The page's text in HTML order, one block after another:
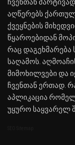
ჩვენთან
აღწერებს
ქვეყნების
წყაროებიდან
რაც დაგეხმარება
საღამოს.
მიმოხილვები და
ჩვენთან ერთად.
აპლიკაცია
უყურო საყვარელ